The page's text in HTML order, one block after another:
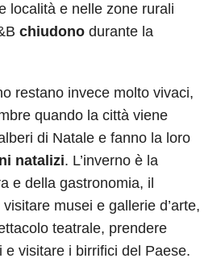
località e nelle zone rurali
chiudono durante la
restano invece molto vivaci,
quando la città viene
di Natale e fanno la loro
natalizi. L’inverno è la
e della gastronomia, il
musei e gallerie d’arte,
teatrale, prendere
e visitare i birrifici del Paese.